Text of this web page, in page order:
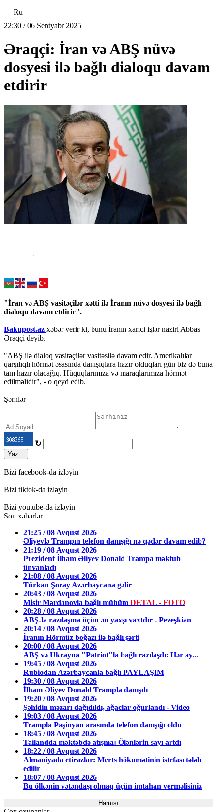
Ru
22:30 / 06 Sentyabr 2025
Əraqçi: İran və ABŞ nüvə
dosyesi ilə bağlı dialoqu davam
etdirir
"İran və ABŞ vasitəçilər xətti ilə İranın nüvə dosyesi ilə bağlı
dialoqu davam etdirir".
Bakupost.az xəbər verir ki, bunu İranın xarici işlər naziri Abbas
Əraqçi deyib.
"ABŞ ilə dialoq vasitəçilər vasitəsilə davam edir. Amerikalılar
qarşılıqlı hörmət əsasında danışıqlara hazır olduqları gün biz də buna
tam hazır olacağıq. Hüquqlarımıza və maraqlarımıza hörmət
edilməlidir", - o qeyd edib.
Şərhlər
↻
Yaz...
Bizi facebook-da izləyin
Bizi tiktok-da izləyin
Bizi youtube-da izləyin
Son xəbərlər
21:25 / 08 Avqust 2026
Əliyevlə Trampın telefon danışığı nə qədər davam edib?
21:19 / 08 Avqust 2026
Prezident İlham Əliyev Donald Trampa məktub
ünvanladı
21:08 / 08 Avqust 2026
Türkan Şoray Azərbaycana gəlir
20:43 / 08 Avqust 2026
Misir Mərdanovla bağlı mühüm DETAL - FOTO
20:28 / 08 Avqust 2026
ABŞ-la razılaşma üçün ən yaxşı vaxtdır - Pezeşkian
20:14 / 08 Avqust 2026
İranın Hörmüz boğazı ilə bağlı şərti
20:00 / 08 Avqust 2026
ABŞ və Ukrayna "Patriot"la bağlı razılaşdı: Hər ay...
19:45 / 08 Avqust 2026
Rubiodan Azərbaycanla bağlı PAYLAŞIM
19:30 / 08 Avqust 2026
İlham Əliyev Donald Trampla danışdı
19:20 / 08 Avqust 2026
Şəhidin məzarı dağıdıldı, ağaclar oğurlandı - Video
19:03 / 08 Avqust 2026
Trampla Paşinyan arasında telefon danışığı oldu
18:45 / 08 Avqust 2026
Tailandda məktəbdə atışma: Ölənlərin sayı artdı
18:22 / 08 Avqust 2026
Almaniyada etirazlar: Merts hökumətinin istefası tələb
edilir
18:07 / 08 Avqust 2026
Bu ölkənin vətəndaşı olmaq üçün imtahan verməlisiniz
Hamısı